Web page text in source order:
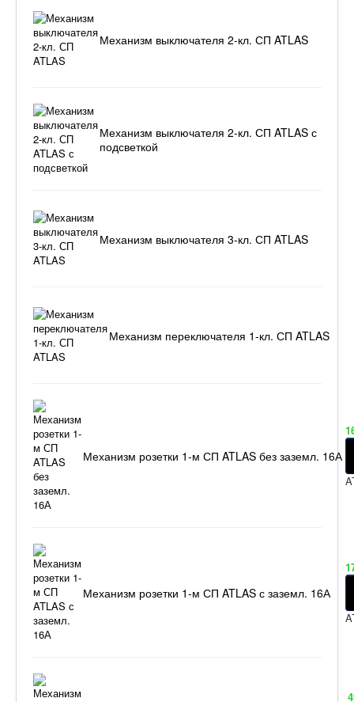
Механизм выключателя 2-кл. СП ATLAS
Механизм выключателя 2-кл. СП ATLAS с
подсветкой
Механизм выключателя 3-кл. СП ATLAS
Механизм переключателя 1-кл. СП ATLAS
Механизм розетки 1-м СП ATLAS без заземл. 16А
Механизм розетки 1-м СП ATLAS с заземл. 16А